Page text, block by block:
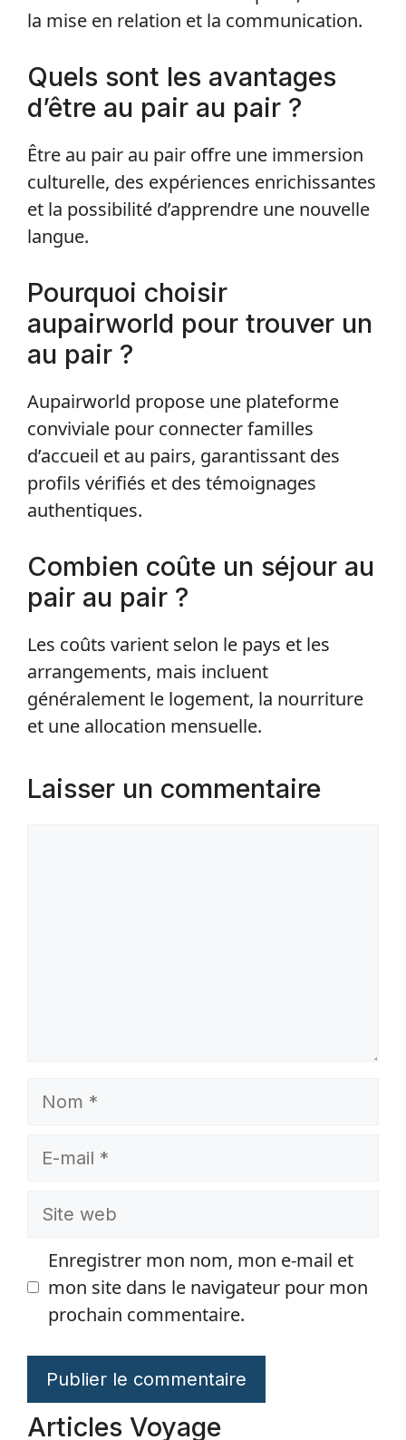
la mise en relation et la communication.
Quels sont les avantages
d’être au pair au pair ?
Être au pair au pair offre une immersion
culturelle, des expériences enrichissantes
et la possibilité d’apprendre une nouvelle
langue.
Pourquoi choisir
aupairworld pour trouver un
au pair ?
Aupairworld propose une plateforme
conviviale pour connecter familles
d’accueil et au pairs, garantissant des
profils vérifiés et des témoignages
authentiques.
Combien coûte un séjour au
pair au pair ?
Les coûts varient selon le pays et les
arrangements, mais incluent
généralement le logement, la nourriture
et une allocation mensuelle.
Laisser un commentaire
Nom
E-
Site
Enregistrer mon nom, mon e-mail et
mon site dans le navigateur pour mon
prochain commentaire.
Articles Voyage